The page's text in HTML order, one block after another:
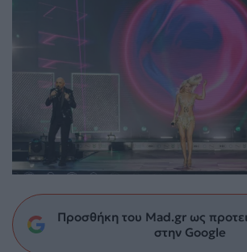
Προσθήκη του Mad.gr ως
στην Google